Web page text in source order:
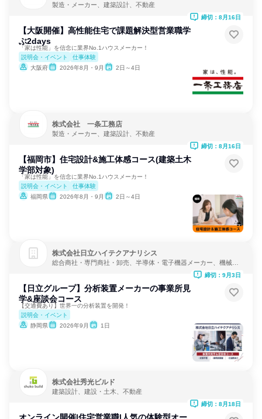
製造・メーカー、建築設計、不動産
【大阪開催】高性能住宅で課題解決型営業職学
ぶ2days
「家は性能」を信念に業界No.1ハウスメーカー！
説明会・イベント
仕事体験
大阪府
2026年8月・9月 2日～4日
締切：8月16日
株式会社 一条工務店
製造・メーカー、建築設計、不動産
【福岡市】住宅設計&施工体感コース(建築土木
学部対象)
「家は性能」を信念に業界No.1ハウスメーカー！
説明会・イベント
仕事体験
福岡県
2026年8月・9月 2日～4日
締切：8月16日
株式会社日立ハイテクアナリシス
総合商社・専門商社・卸売、半導体・電子機器メーカー、機械・
【日立グループ】分析装置メーカーの事業所見
学&座談会コース
【交通費あり】世界一の分析装置を開発！
説明会・イベント
静岡県
2026年9月 1日
締切：9月3日
株式会社秀光ビルド
建築設計、建設・土木、不動産
締切：8月18日